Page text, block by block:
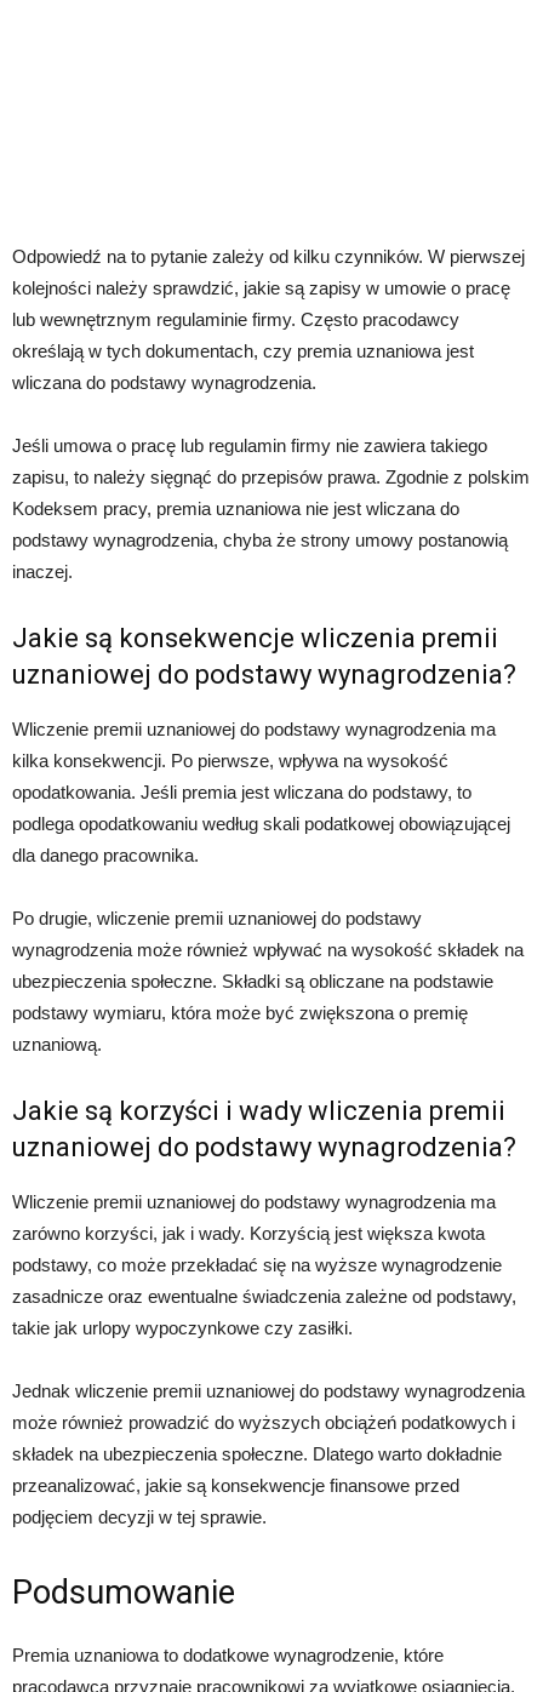
Odpowiedź na to pytanie zależy od kilku czynników. W pierwszej
kolejności należy sprawdzić, jakie są zapisy w umowie o pracę
lub wewnętrznym regulaminie firmy. Często pracodawcy
określają w tych dokumentach, czy premia uznaniowa jest
wliczana do podstawy wynagrodzenia.
Jeśli umowa o pracę lub regulamin firmy nie zawiera takiego
zapisu, to należy sięgnąć do przepisów prawa. Zgodnie z polskim
Kodeksem pracy, premia uznaniowa nie jest wliczana do
podstawy wynagrodzenia, chyba że strony umowy postanowią
inaczej.
Jakie są konsekwencje wliczenia premii
uznaniowej do podstawy wynagrodzenia?
Wliczenie premii uznaniowej do podstawy wynagrodzenia ma
kilka konsekwencji. Po pierwsze, wpływa na wysokość
opodatkowania. Jeśli premia jest wliczana do podstawy, to
podlega opodatkowaniu według skali podatkowej obowiązującej
dla danego pracownika.
Po drugie, wliczenie premii uznaniowej do podstawy
wynagrodzenia może również wpływać na wysokość składek na
ubezpieczenia społeczne. Składki są obliczane na podstawie
podstawy wymiaru, która może być zwiększona o premię
uznaniową.
Jakie są korzyści i wady wliczenia premii
uznaniowej do podstawy wynagrodzenia?
Wliczenie premii uznaniowej do podstawy wynagrodzenia ma
zarówno korzyści, jak i wady. Korzyścią jest większa kwota
podstawy, co może przekładać się na wyższe wynagrodzenie
zasadnicze oraz ewentualne świadczenia zależne od podstawy,
takie jak urlopy wypoczynkowe czy zasiłki.
Jednak wliczenie premii uznaniowej do podstawy wynagrodzenia
może również prowadzić do wyższych obciążeń podatkowych i
składek na ubezpieczenia społeczne. Dlatego warto dokładnie
przeanalizować, jakie są konsekwencje finansowe przed
podjęciem decyzji w tej sprawie.
Podsumowanie
Premia uznaniowa to dodatkowe wynagrodzenie, które
pracodawca przyznaje pracownikowi za wyjątkowe osiągnięcia.